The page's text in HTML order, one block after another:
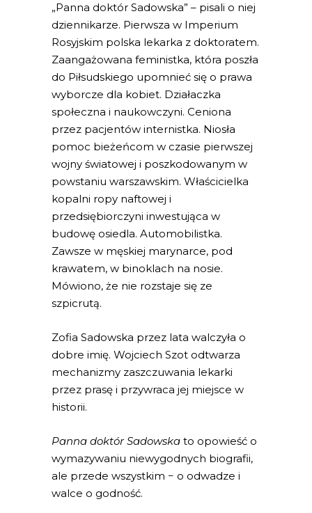
„Panna doktór Sadowska” – pisali o niej
dziennikarze. Pierwsza w Imperium
Rosyjskim polska lekarka z doktoratem.
Zaangażowana feministka, która poszła
do Piłsudskiego upomnieć się o prawa
wyborcze dla kobiet. Działaczka
społeczna i naukowczyni. Ceniona
przez pacjentów internistka. Niosła
pomoc bieżeńcom w czasie pierwszej
wojny światowej i poszkodowanym w
powstaniu warszawskim. Właścicielka
kopalni ropy naftowej i
przedsiębiorczyni inwestująca w
budowę osiedla. Automobilistka.
Zawsze w męskiej marynarce, pod
krawatem, w binoklach na nosie.
Mówiono, że nie rozstaje się ze
szpicrutą.
Zofia Sadowska przez lata walczyła o
dobre imię. Wojciech Szot odtwarza
mechanizmy zaszczuwania lekarki
przez prasę i przywraca jej miejsce w
historii.
Panna doktór Sadowska to opowieść o
wymazywaniu niewygodnych biografii,
ale przede wszystkim − o odwadze i
walce o godność.